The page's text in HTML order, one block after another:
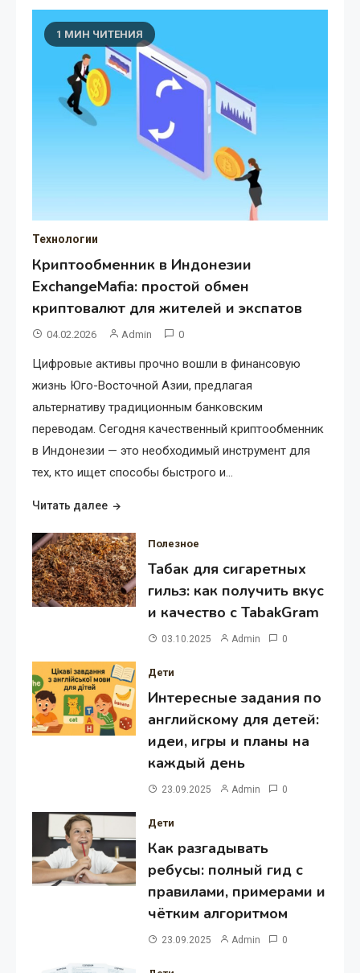
1 МИН ЧИТЕНИЯ
Технологии
Криптообменник в Индонезии
ExchangeMafia: простой обмен
криптовалют для жителей и экспатов
04.02.2026 Admin 0
Цифровые активы прочно вошли в финансовую
жизнь Юго-Восточной Азии, предлагая
альтернативу традиционным банковским
переводам. Сегодня качественный криптообменник
в Индонезии — это необходимый инструмент для
тех, кто ищет способы быстрого и…
Читать далее
Полезное
Табак для сигаретных
гильз: как получить вкус
и качество с TabakGram
03.10.2025 Admin 0
Дети
Интересные задания по
английскому для детей:
идеи, игры и планы на
каждый день
23.09.2025 Admin 0
Дети
Как разгадывать
ребусы: полный гид с
правилами, примерами и
чётким алгоритмом
23.09.2025 Admin 0